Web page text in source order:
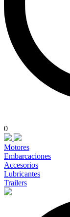
0
Motores
Embarcaciones
Accesorios
Lubricantes
Trailers